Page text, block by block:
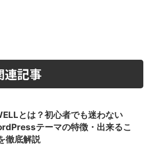
連記事
とは？初心者でも迷わない
テーマの特徴・出来るこ
徹底解説